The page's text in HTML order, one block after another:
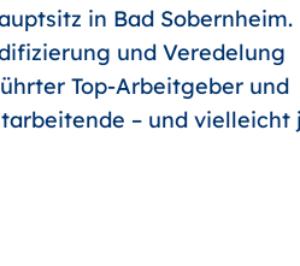
in Bad Sobernheim.
und Veredelung
Top-Arbeitgeber und
– und vielleicht